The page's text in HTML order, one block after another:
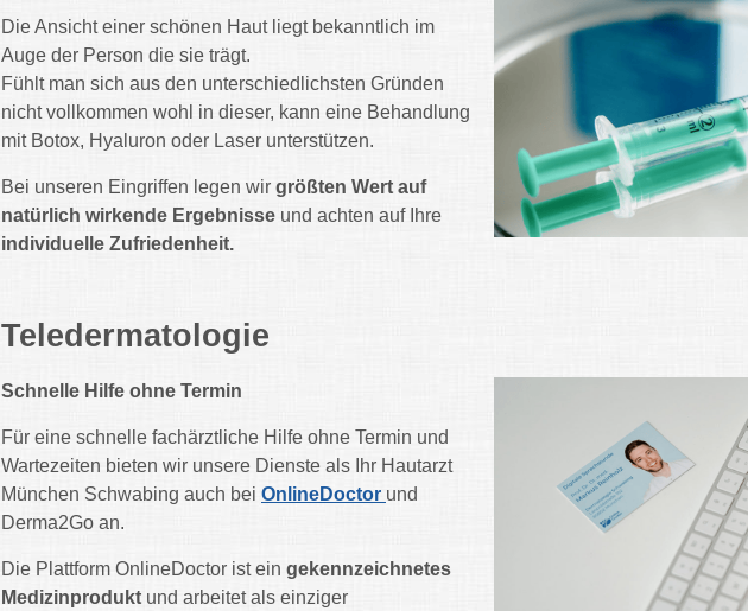
Die Ansicht einer schönen Haut liegt bekanntlich im
Auge der Person die sie trägt.
Fühlt man sich aus den unterschiedlichsten Gründen
nicht vollkommen wohl in dieser, kann eine Behandlung
mit Botox, Hyaluron oder Laser unterstützen.
Bei unseren Eingriffen legen wir größten Wert auf
natürlich wirkende Ergebnisse und achten auf Ihre
individuelle Zufriedenheit.
Teledermatologie
Schnelle Hilfe ohne Termin
Für eine schnelle fachärztliche Hilfe ohne Termin und
Wartezeiten bieten wir unsere Dienste als Ihr Hautarzt
München Schwabing auch bei OnlineDoctor und
Derma2Go an.
Die Plattform OnlineDoctor ist ein gekennzeichnetes
Medizinprodukt und arbeitet als einziger